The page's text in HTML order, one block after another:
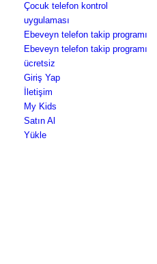
Çocuk telefon kontrol
uygulaması
Ebeveyn telefon takip programı
Ebeveyn telefon takip programı
ücretsiz
Giriş Yap
İletişim
My Kids
Satın Al
Yükle